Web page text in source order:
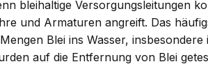
bleihaltige Versorgungsleitungen
und Armaturen angreift. Das
Blei ins Wasser,
auf die Entfernung von Blei